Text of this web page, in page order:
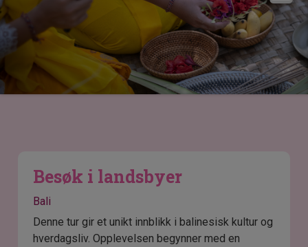
Besøk i landsbyer
Bali
Denne tur gir et unikt innblikk i balinesisk kultur og
hverdagsliv. Opplevelsen begynner med en